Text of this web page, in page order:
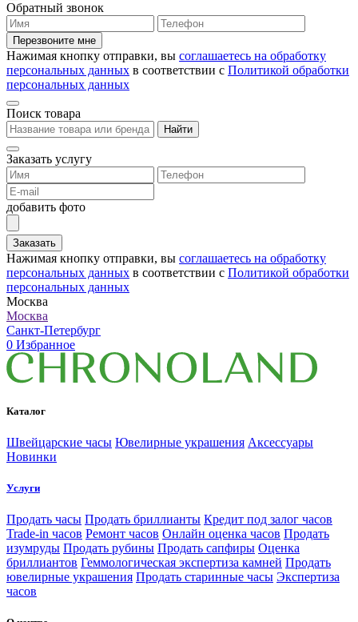
Обратный звонок
Перезвоните мне
Нажимая кнопку отправки, вы соглашаетесь на обработку
персональных данных в соответствии с Политикой обработки
персональных данных
Поиск товара
Найти
Заказать услугу
добавить фото
Заказать
Нажимая кнопку отправки, вы соглашаетесь на обработку
персональных данных в соответствии с Политикой обработки
персональных данных
Москва
Москва
Санкт-Петербург
0 Избранное
Каталог
Швейцарские часы Ювелирные украшения Аксессуары
Новинки
Услуги
Продать часы Продать бриллианты Кредит под залог часов
Trade-in часов Ремонт часов Онлайн оценка часов Продать
изумруды Продать рубины Продать сапфиры Оценка
бриллиантов Геммологическая экспертиза камней Продать
ювелирные украшения Продать старинные часы Экспертиза
часов